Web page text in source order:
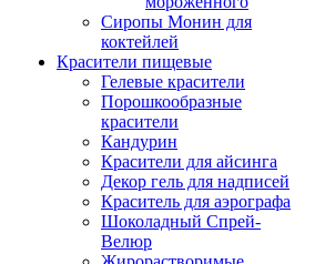
Сиропы Монин для
коктейлей
Красители пищевые
Гелевые красители
Порошкообразные
красители
Кандурин
Красители для айсинга
Декор гель для надписей
Краситель для аэрографа
Шоколадный Спрей-
Велюр